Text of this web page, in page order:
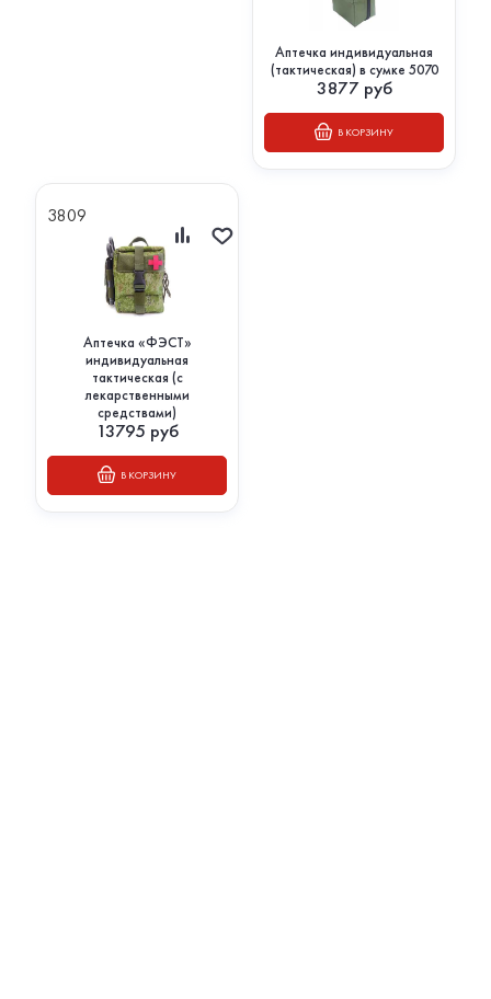
Аптечка индивидуальная
(тактическая) в сумке 5070
3877 руб
В КОРЗИНУ
3809
Аптечка «ФЭСТ»
индивидуальная
тактическая (с
лекарственными
средствами)
13795 руб
В КОРЗИНУ